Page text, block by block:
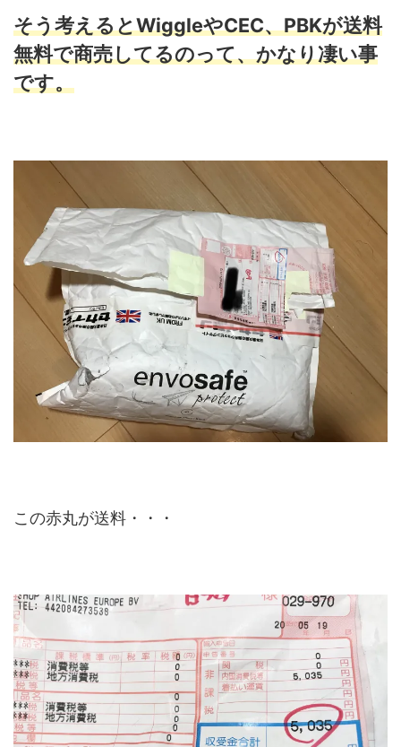
そう考えるとWiggleやCEC、PBKが送料
無料で商売してるのって、かなり凄い事
です。
この赤丸が送料・・・